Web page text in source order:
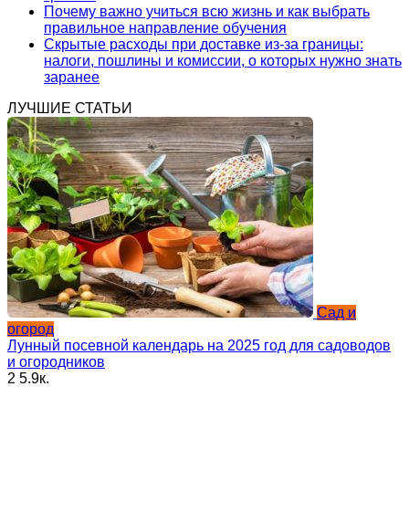
Почему важно учиться всю жизнь и как выбрать
правильное направление обучения
Скрытые расходы при доставке из-за границы:
налоги, пошлины и комиссии, о которых нужно знать
заранее
ЛУЧШИЕ СТАТЬИ
Сад и
огород
Лунный посевной календарь на 2025 год для садоводов
и огородников
2 5.9к.